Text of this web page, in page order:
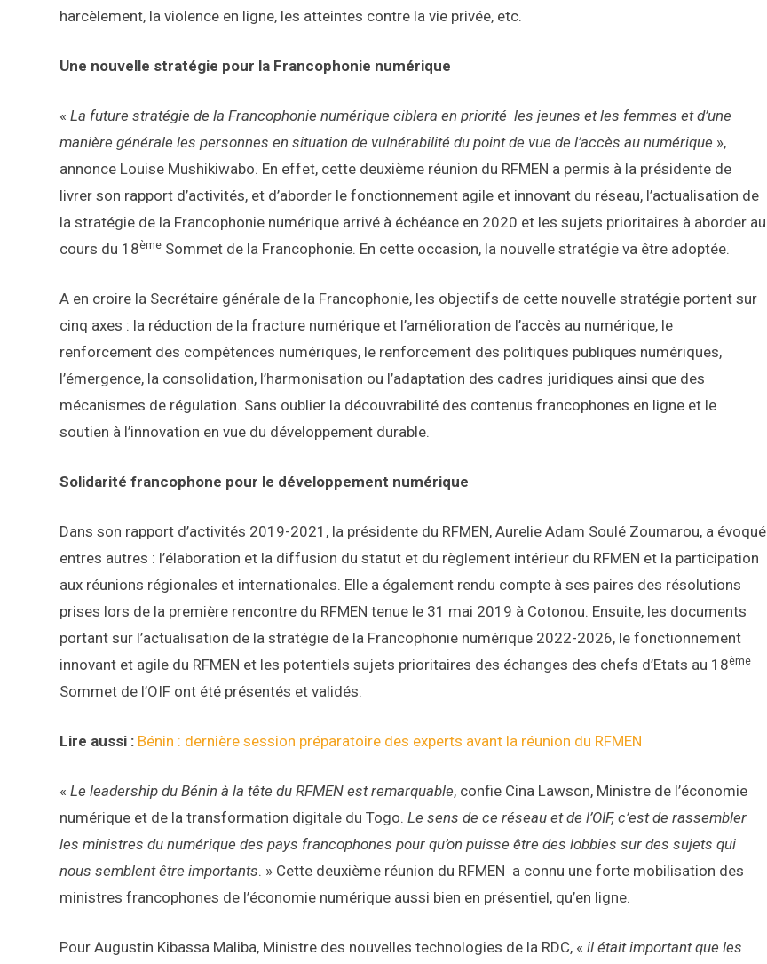
harcèlement, la violence en ligne, les atteintes contre la vie privée, etc.
Une nouvelle stratégie pour la Francophonie numérique
« La future stratégie de la Francophonie numérique ciblera en priorité les jeunes et les femmes et d’une
manière générale les personnes en situation de vulnérabilité du point de vue de l’accès au numérique »,
annonce Louise Mushikiwabo. En effet, cette deuxième réunion du RFMEN a permis à la présidente de
livrer son rapport d’activités, et d’aborder le fonctionnement agile et innovant du réseau, l’actualisation de
la stratégie de la Francophonie numérique arrivé à échéance en 2020 et les sujets prioritaires à aborder au
cours du 18ème Sommet de la Francophonie. En cette occasion, la nouvelle stratégie va être adoptée.
A en croire la Secrétaire générale de la Francophonie, les objectifs de cette nouvelle stratégie portent sur
cinq axes : la réduction de la fracture numérique et l’amélioration de l’accès au numérique, le
renforcement des compétences numériques, le renforcement des politiques publiques numériques,
l’émergence, la consolidation, l’harmonisation ou l’adaptation des cadres juridiques ainsi que des
mécanismes de régulation. Sans oublier la découvrabilité des contenus francophones en ligne et le
soutien à l’innovation en vue du développement durable.
Solidarité francophone pour le développement numérique
Dans son rapport d’activités 2019-2021, la présidente du RFMEN, Aurelie Adam Soulé Zoumarou, a évoqué
entres autres : l’élaboration et la diffusion du statut et du règlement intérieur du RFMEN et la participation
aux réunions régionales et internationales. Elle a également rendu compte à ses paires des résolutions
prises lors de la première rencontre du RFMEN tenue le 31 mai 2019 à Cotonou. Ensuite, les documents
portant sur l’actualisation de la stratégie de la Francophonie numérique 2022-2026, le fonctionnement
innovant et agile du RFMEN et les potentiels sujets prioritaires des échanges des chefs d’Etats au 18ème
Sommet de l’OIF ont été présentés et validés.
Lire aussi : Bénin : dernière session préparatoire des experts avant la réunion du RFMEN
« Le leadership du Bénin à la tête du RFMEN est remarquable, confie Cina Lawson, Ministre de l’économie
numérique et de la transformation digitale du Togo. Le sens de ce réseau et de l’OIF, c’est de rassembler
les ministres du numérique des pays francophones pour qu’on puisse être des lobbies sur des sujets qui
nous semblent être importants. » Cette deuxième réunion du RFMEN a connu une forte mobilisation des
ministres francophones de l’économie numérique aussi bien en présentiel, qu’en ligne.
Pour Augustin Kibassa Maliba, Ministre des nouvelles technologies de la RDC, « il était important que les